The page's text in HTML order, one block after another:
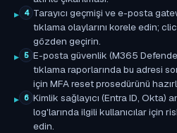
4 Tarayıcı geçmişi ve e-posta
tıklama olaylarını korele edin;
gözden geçirin.
5 E-posta güvenlik (M365
tıklama raporlarında bu adresi
için MFA reset prosedürünü
6 Kimlik sağlayıcı (Entra ID, Okta)
log'larında ilgili kullanıcılar için
edin.